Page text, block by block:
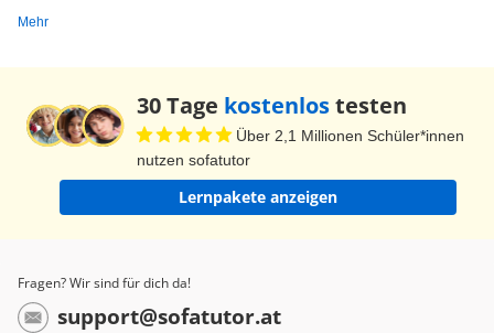
Mehr
30 Tage kostenlostesten
Über 2,1 Millionen Schüler*innen
nutzen sofatutor
Lernpakete anzeigen
Fragen? Wir sind für dich da!
support@sofatutor.at